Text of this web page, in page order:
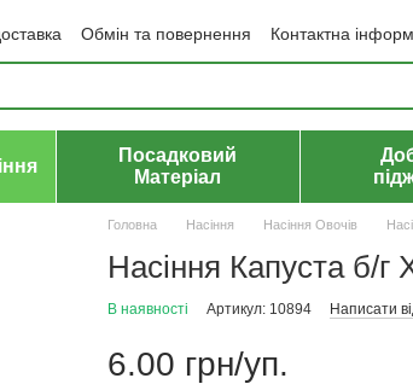
Обмін та повернення Контактна
Політика конфіденційності Договір
Посадковий
Матеріал
Головна Насіння Насіння Овочів
Насіння Капуста б/
В наявності Артикул: 10894 Написати
6.00 грн/уп.